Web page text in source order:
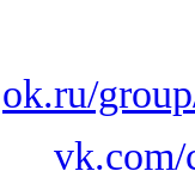
ok.ru/
vk.com/